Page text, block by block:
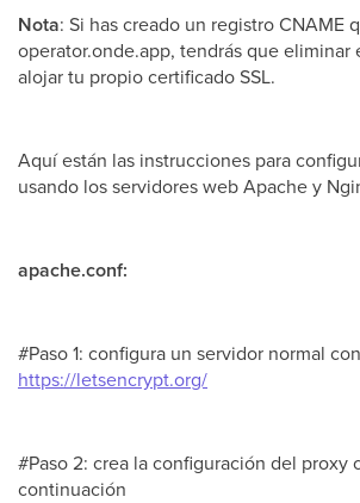
Nota: Si has creado un registro CNAME
operator.onde.app, tendrás que eliminar
alojar tu propio certificado SSL.
Aquí están las instrucciones para
usando los servidores web Apache y
apache.conf:
#Paso 1: configura un servidor normal
https://letsencrypt.org/
#Paso 2: crea la configuración del proxy
continuación